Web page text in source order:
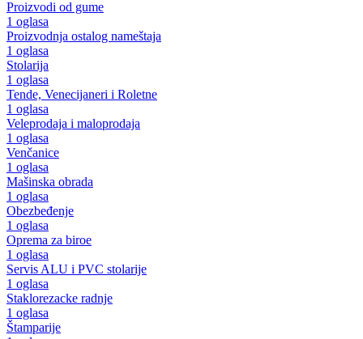
Proizvodi od gume
1 oglasa
Proizvodnja ostalog nameštaja
1 oglasa
Stolarija
1 oglasa
Tende, Venecijaneri i Roletne
1 oglasa
Veleprodaja i maloprodaja
1 oglasa
Venčanice
1 oglasa
Mašinska obrada
1 oglasa
Obezbeđenje
1 oglasa
Oprema za biroe
1 oglasa
Servis ALU i PVC stolarije
1 oglasa
Staklorezacke radnje
1 oglasa
Štamparije